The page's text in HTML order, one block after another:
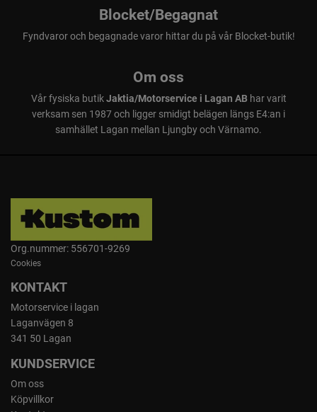
Blocket/Begagnat
Fyndvaror och begagnade varor hittar du på vår Blocket-butik!
Om oss
Vår fysiska butikJaktia/Motorservice i Lagan ABhar varit
verksam sen 1987 och ligger smidigt belägen längs E4:an i
samhället Lagan mellan Ljungby och Värnamo.
Org.nummer: 556701-9269
Cookies
KONTAKT
Motorservice i lagan
Laganvägen 8
341 50 Lagan
KUNDSERVICE
Om oss
Köpvillkor